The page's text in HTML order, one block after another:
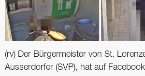
(rv) Der Bürgermeister von St.
Ausserdorfer (SVP), hat auf